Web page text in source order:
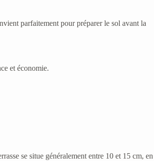
parfaitement pour préparer le sol avant la
et économie.
se situe généralement entre 10 et 15 cm, en